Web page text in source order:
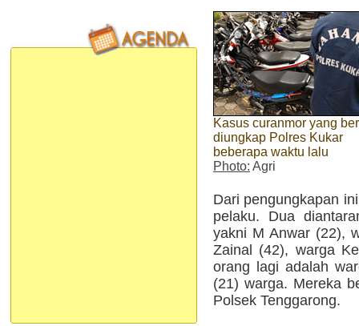
Kasus curanmor yang
diungkap Polres Kukar
beberapa waktu lalu
Photo: Agri
Dari pengungkapan
pelaku. Dua
yakni M Anwar (22),
Zainal (42), warga
orang lagi adalah
(21) warga. Mereka
Polsek Tenggarong.